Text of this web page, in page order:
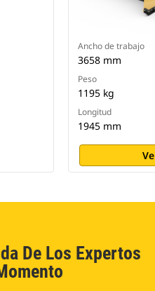
Ancho de trabajo
3658 mm
Peso
1195 kg
Longitud
1945 mm
De Los Expertos